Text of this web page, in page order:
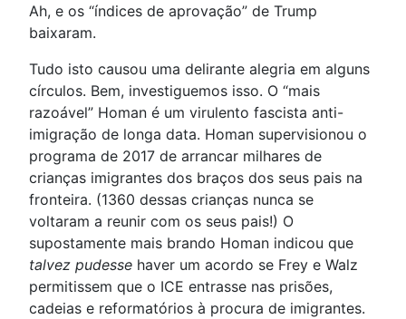
Ah, e os “índices de aprovação” de Trump
baixaram.
Tudo isto causou uma delirante alegria em alguns
círculos. Bem, investiguemos isso. O “mais
razoável” Homan é um virulento fascista anti-
imigração de longa data. Homan supervisionou o
programa de 2017 de arrancar milhares de
crianças imigrantes dos braços dos seus pais na
fronteira. (1360 dessas crianças nunca se
voltaram a reunir com os seus pais!) O
supostamente mais brando Homan indicou que
talvez pudesse haver um acordo se Frey e Walz
permitissem que o ICE entrasse nas prisões,
cadeias e reformatórios à procura de imigrantes.